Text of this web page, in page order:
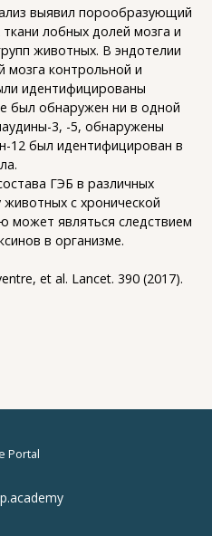
выявил порообразующий
лобных долей мозга и
животных. В эндотелии
мозга контрольной и
идентифицированы
был обнаружен ни в одной
3, -5, обнаружены
12 был идентифицирован в
ГЭБ в различных
животных с хронической
может являться следствием
в организме.
et al. Lancet. 390 (2017).
Portal